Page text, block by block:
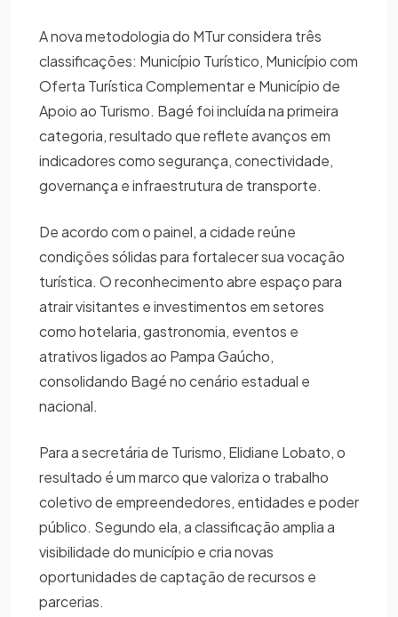
A nova metodologia do MTur considera três
classificações: Município Turístico, Município com
Oferta Turística Complementar e Município de
Apoio ao Turismo. Bagé foi incluída na primeira
categoria, resultado que reflete avanços em
indicadores como segurança, conectividade,
governança e infraestrutura de transporte.
De acordo com o painel, a cidade reúne
condições sólidas para fortalecer sua vocação
turística. O reconhecimento abre espaço para
atrair visitantes e investimentos em setores
como hotelaria, gastronomia, eventos e
atrativos ligados ao Pampa Gaúcho,
consolidando Bagé no cenário estadual e
nacional.
Para a secretária de Turismo, Elidiane Lobato, o
resultado é um marco que valoriza o trabalho
coletivo de empreendedores, entidades e poder
público. Segundo ela, a classificação amplia a
visibilidade do município e cria novas
oportunidades de captação de recursos e
parcerias.